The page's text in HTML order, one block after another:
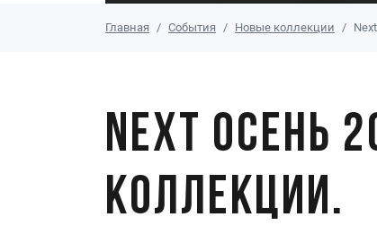
Главная События Новые коллекции
Next осень
коллекции.